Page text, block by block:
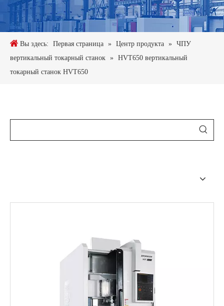
Вы здесь: Первая страница » Центр продукта » ЧПУ
вертикальный токарный станок » HVT650 вертикальный
токарный станок HVT650